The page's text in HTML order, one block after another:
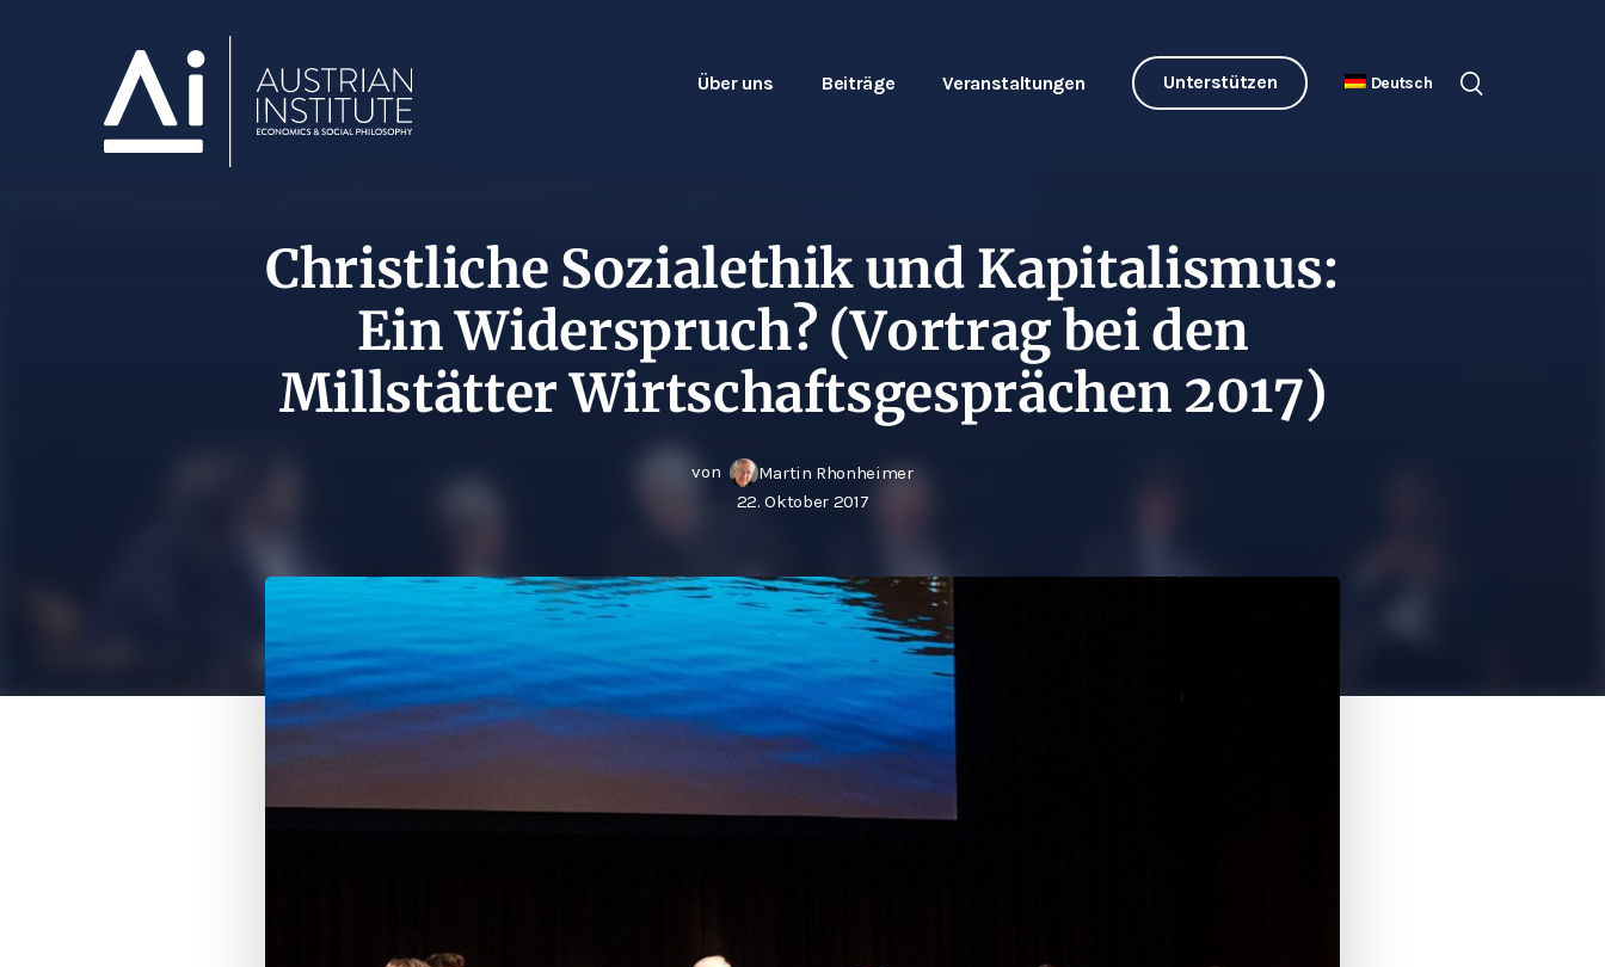
Über uns Beiträge Veranstaltungen Unterstützen Deutsch
Christliche Sozialethik und Kapitalismus:
Ein Widerspruch? (Vortrag bei den
Millstätter Wirtschaftsgesprächen 2017)
von
Martin Rhonheimer
22. Oktober 2017